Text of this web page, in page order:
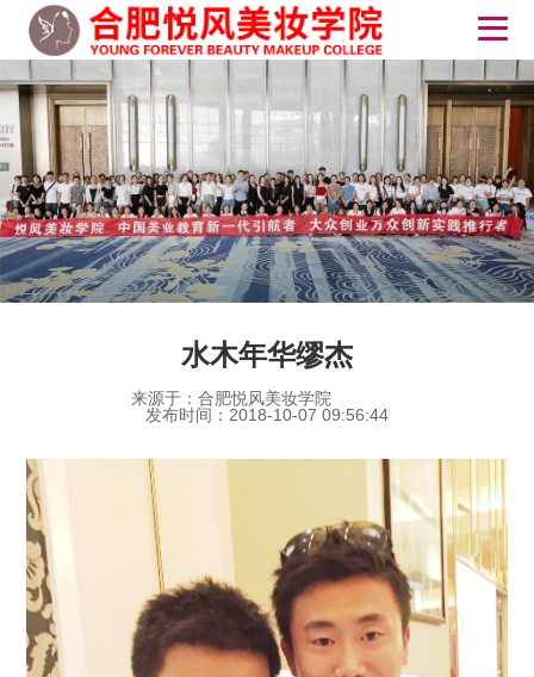
水木年华缪杰
来源于：合肥悦风美妆学院
发布时间：2018-10-07 09:56:44